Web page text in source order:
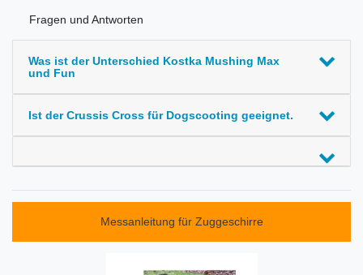
Fragen und Antworten
Was ist der Unterschied Kostka Mushing Max
und Fun
Ist der Crussis Cross für Dogscooting geeignet.
Messanleitung für Zuggeschirre